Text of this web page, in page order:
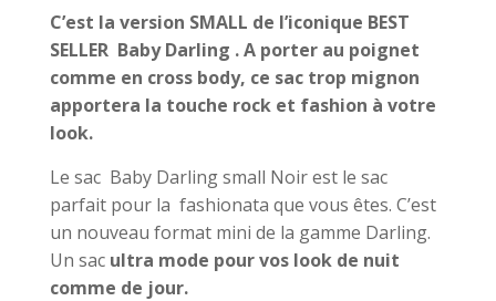
C’est la version SMALL de l’iconique BEST
SELLER Baby Darling . A porter au poignet
comme en cross body, ce sac trop mignon
apportera la touche rock et fashion à votre
look.
Le sac Baby Darling small Noir est le sac
parfait pour la fashionata que vous êtes. C’est
un nouveau format mini de la gamme Darling.
Un sac ultra mode pour vos look de nuit
comme de jour.